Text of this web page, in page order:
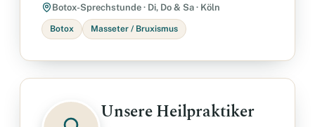
Botox-Sprechstunde · Di, Do & Sa · Köln
Botox Masseter / Bruxismus
Unsere Heilpraktiker